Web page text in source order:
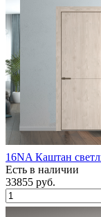
16NA Каштан
Есть в наличии
33855 руб.